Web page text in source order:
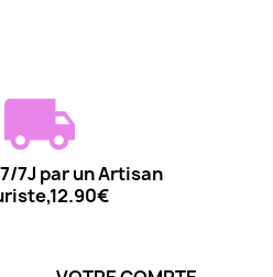
7J par un Artisan